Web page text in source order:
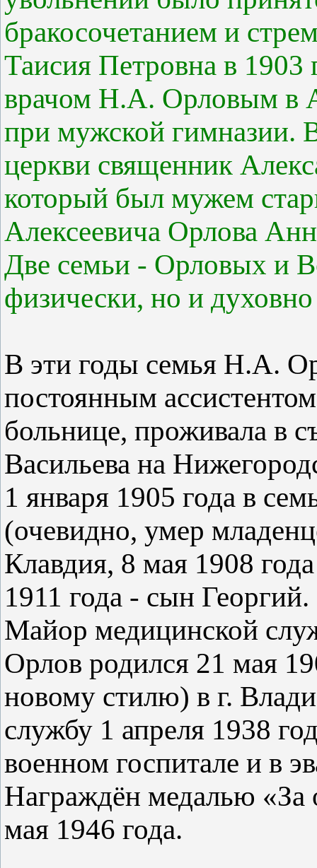
бракосочетанием и
Таисия Петровна в 1903
врачом Н.А. Орловым в
при мужской гимназии.
церкви священник
который был мужем
Алексеевича Орлова
Две семьи - Орловых и
физически, но и
В эти годы семья Н.А.
постоянным
больнице, проживала в
Васильева на
1 января 1905 года в
(очевидно, умер
Клавдия, 8 мая 1908
1911 года - сын Георгий.
Майор медицинской
Орлов родился 21 мая
новому стилю) в г.
службу 1 апреля 1938
военном госпитале и в
Награждён медалью «За
мая 1946 года.